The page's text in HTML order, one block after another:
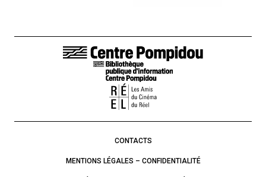
LIENS DE BAS DE PAGE
CONTACTS
MENTIONS LÉGALES – CONFIDENTIALITÉ